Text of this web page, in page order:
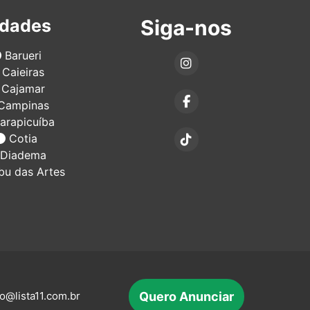
Barueri
Cotia
das Artes
Siga-nos
Quero Anunciar